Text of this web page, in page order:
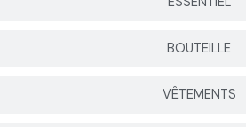
BOUTEILLE
VÊTEMENTS